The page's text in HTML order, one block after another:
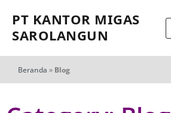
PT KANTOR MIGAS
SAROLANGUN
Beranda » Blog